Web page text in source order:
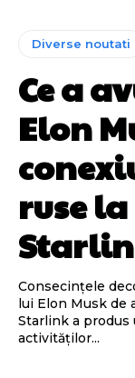
Diverse noutati
Ce a
Elon
ruse
Consecințele
lui Elon Musk de
Starlink a produs
activităților...